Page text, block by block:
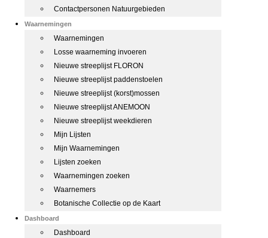
Contactpersonen Natuurgebieden
Waarnemingen
Waarnemingen
Losse waarneming invoeren
Nieuwe streeplijst FLORON
Nieuwe streeplijst paddenstoelen
Nieuwe streeplijst (korst)mossen
Nieuwe streeplijst ANEMOON
Nieuwe streeplijst weekdieren
Mijn Lijsten
Mijn Waarnemingen
Lijsten zoeken
Waarnemingen zoeken
Waarnemers
Botanische Collectie op de Kaart
Dashboard
Dashboard